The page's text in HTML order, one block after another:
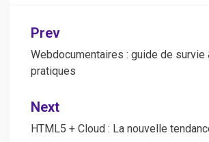
Post
navigation
Prev
Webdocumentaires : guide de survie
pratiques
Next
HTML5 + Cloud : La nouvelle